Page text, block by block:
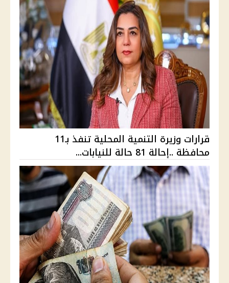
قرارات وزيرة التنمية المحلية تنفذ بـ11
محافظة ..إحالة 81 حالة للنيابات...